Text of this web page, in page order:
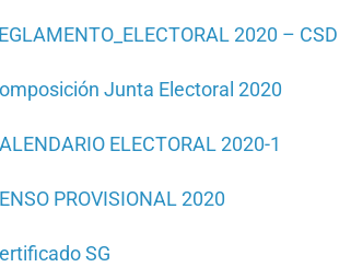
2020 – CSD
Junta Electoral 2020
ELECTORAL 2020-1
PROVISIONAL 2020
SG